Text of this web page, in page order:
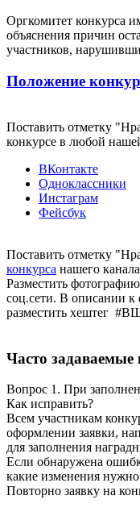
Оргкомитет конкурса
объяснения причин
участников,
Положение
Поставить отметку
конкурсе в любой
ВКонтакте
Одноклассники
Инстаграм
Фейсбук
Поставить отметку
конкурса нашего
Разместить
соц.сети. В описании
разместить хештег
Часто задаваемые
Вопрос 1. При
Как исправить?
Всем участникам
оформлении заявки,
для заполнения
Если обнаружена
какие изменения
Повторно заявку на